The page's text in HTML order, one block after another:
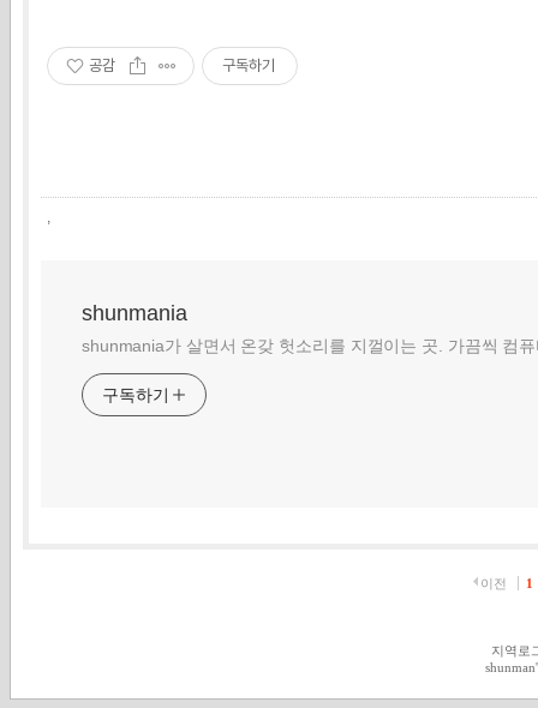
공감 구독하기
shunmania
shunmania가 살면서 온갖 헛소리를 지껄이는 곳. 가끔씩 컴
구독하기
이전 1
지역로
shunman